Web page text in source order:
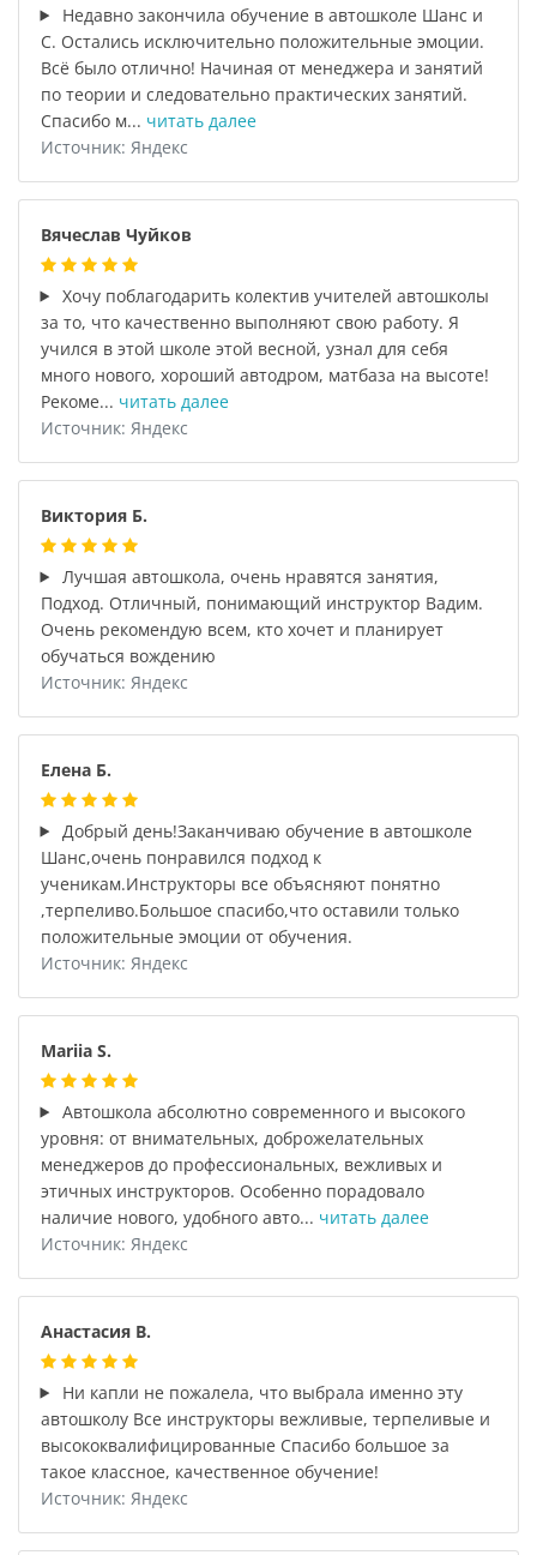
Недавно закончила обучение в автошколе Шанс и
С. Остались исключительно положительные эмоции.
Всё было отлично! Начиная от менеджера и занятий
по теории и следовательно практических занятий.
Спасибо м... читать далее
Источник: Яндекс
Вячеслав Чуйков
Хочу поблагодарить колектив учителей автошколы
за то, что качественно выполняют свою работу. Я
учился в этой школе этой весной, узнал для себя
много нового, хороший автодром, матбаза на высоте!
Рекоме... читать далее
Источник: Яндекс
Виктория Б.
Лучшая автошкола, очень нравятся занятия,
Подход. Отличный, понимающий инструктор Вадим.
Очень рекомендую всем, кто хочет и планирует
обучаться вождению
Источник: Яндекс
Елена Б.
Добрый день!Заканчиваю обучение в автошколе
Шанс,очень понравился подход к
ученикам.Инструкторы все объясняют понятно
,терпеливо.Большое спасибо,что оставили только
положительные эмоции от обучения.
Источник: Яндекс
Mariia S.
Автошкола абсолютно современного и высокого
уровня: от внимательных, доброжелательных
менеджеров до профессиональных, вежливых и
этичных инструкторов. Особенно порадовало
наличие нового, удобного авто... читать далее
Источник: Яндекс
Анастасия В.
Ни капли не пожалела, что выбрала именно эту
автошколу Все инструкторы вежливые, терпеливые и
высококвалифицированные Спасибо большое за
такое классное, качественное обучение!
Источник: Яндекс